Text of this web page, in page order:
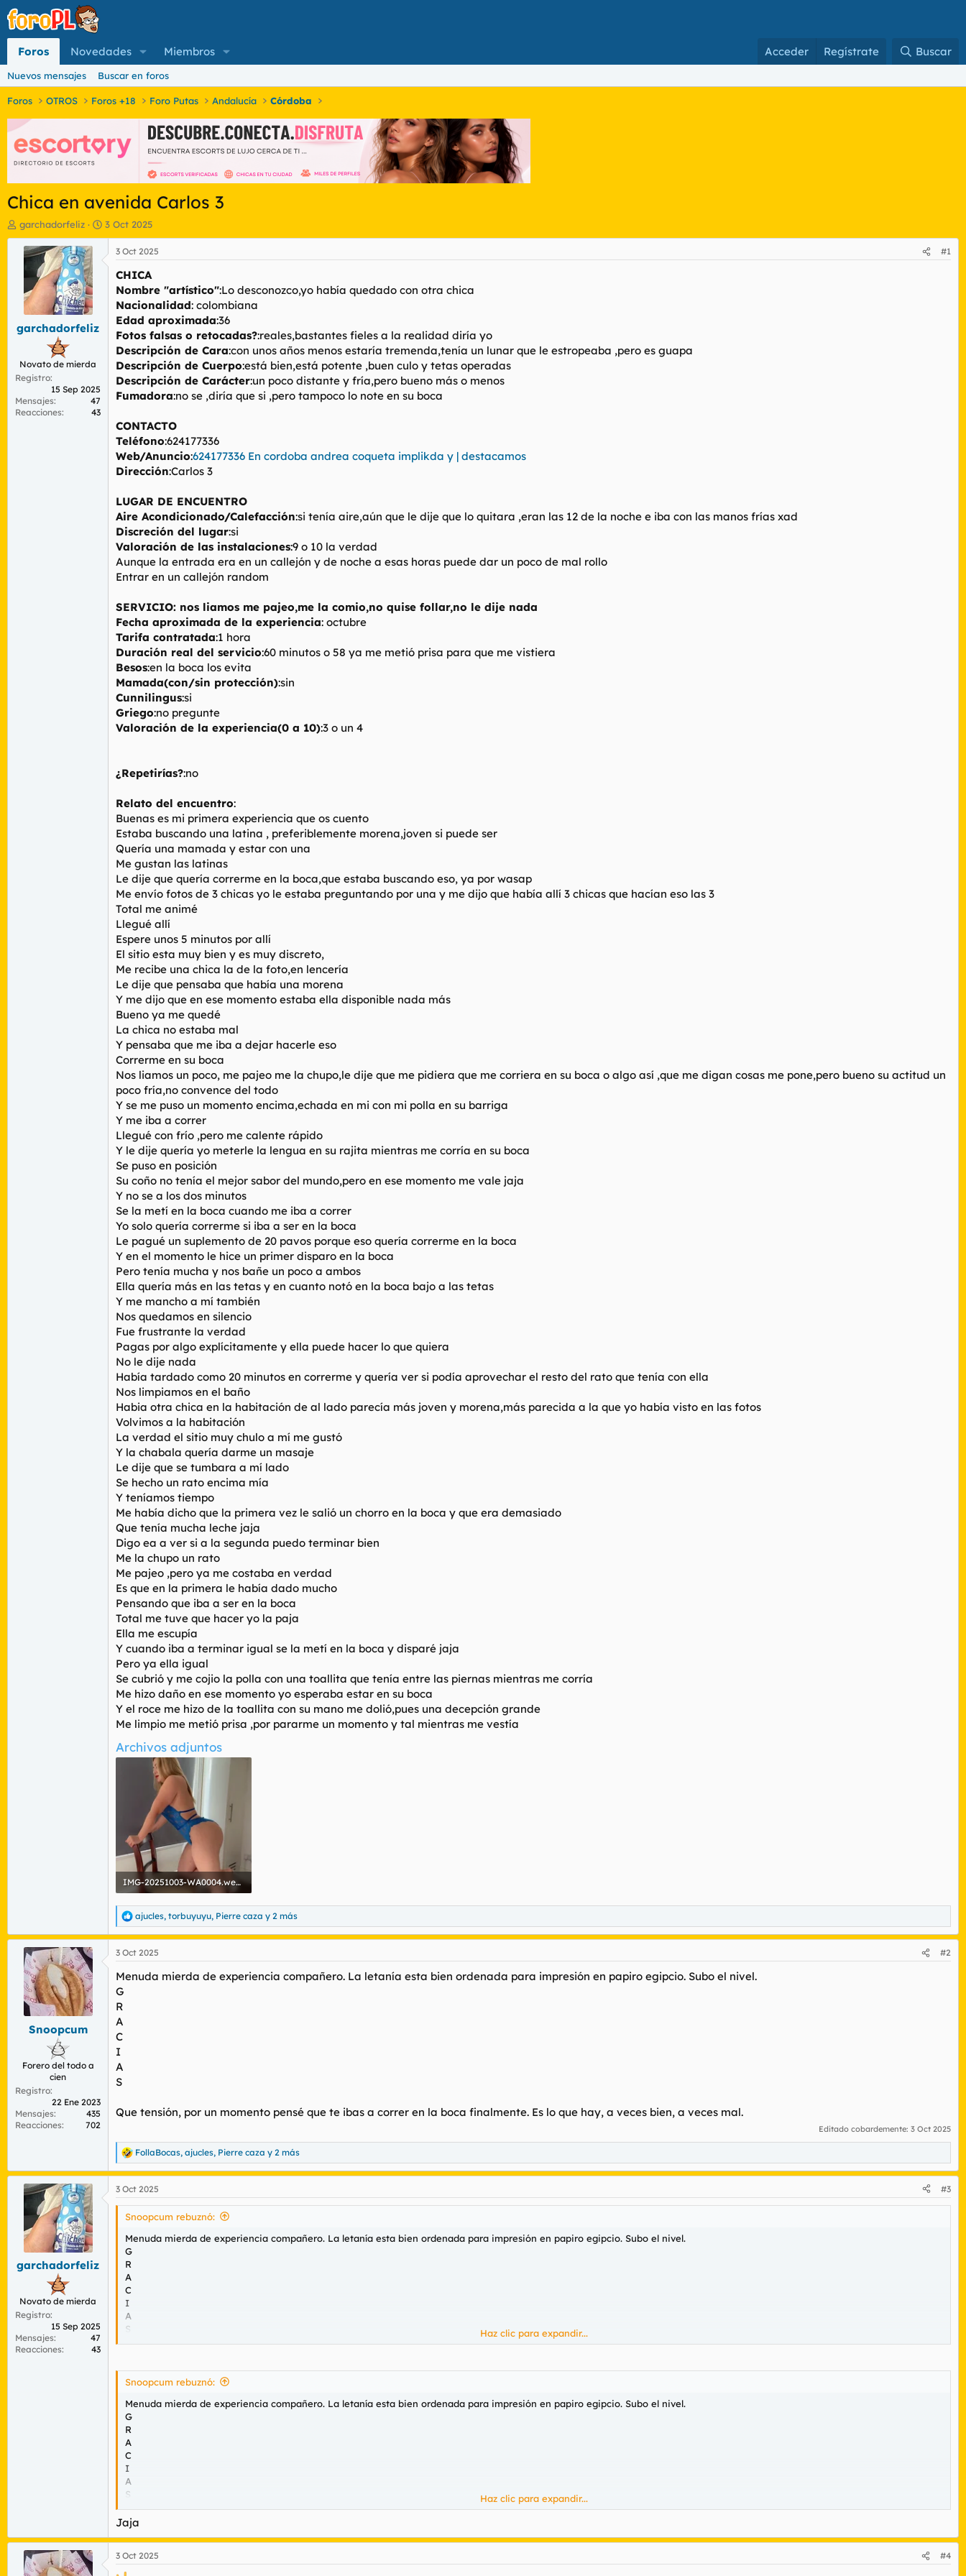
Foros Novedades Miembros Acceder Regístrate Buscar
Nuevos mensajes Buscar en foros
Foros OTROS Foros +18 Foro Putas Andalucía Córdoba
Chica en avenida Carlos 3
I
n
d
o
r
l
t
m
a
garchadorfeliz
F
e
h
3 Oct 2025
garchadorfeliz
Novato de mierda
Registro
15 Sep 2025
Mensajes
47
Reacciones
43
3 Oct 2025 #1
CHICA
Nombre "artístico":Lo desconozco,yo había quedado con otra chica
Nacionalidad: colombiana
Edad aproximada:36
Fotos falsas o retocadas?:reales,bastantes fieles a la realidad diría yo
Descripción de Cara:con unos años menos estaría tremenda,tenía un lunar que le estropeaba ,pero es guapa
Descripción de Cuerpo:está bien,está potente ,buen culo y tetas operadas
Descripción de Carácter:un poco distante y fría,pero bueno más o menos
Fumadora:no se ,diría que si ,pero tampoco lo note en su boca
CONTACTO
Teléfono:624177336
Web/Anuncio:624177336 En cordoba andrea coqueta implikda y | destacamos
Dirección:Carlos 3
LUGAR DE ENCUENTRO
Aire Acondicionado/Calefacción:si tenía aire,aún que le dije que lo quitara ,eran las 12 de la noche e iba con las manos frías xad
Discreción del lugar:si
Valoración de las instalaciones:9 o 10 la verdad
Aunque la entrada era en un callejón y de noche a esas horas puede dar un poco de mal rollo
Entrar en un callejón random
SERVICIO: nos liamos me pajeo,me la comio,no quise follar,no le dije nada
Fecha aproximada de la experiencia: octubre
Tarifa contratada:1 hora
Duración real del servicio:60 minutos o 58 ya me metió prisa para que me vistiera
Besos:en la boca los evita
Mamada(con/sin protección):sin
Cunnilingus:si
Griego:no pregunte
Valoración de la experiencia(0 a 10):3 o un 4
¿Repetirías?:no
Relato del encuentro:
Buenas es mi primera experiencia que os cuento
Estaba buscando una latina , preferiblemente morena,joven si puede ser
Quería una mamada y estar con una
Me gustan las latinas
Le dije que quería correrme en la boca,que estaba buscando eso, ya por wasap
Me envío fotos de 3 chicas yo le estaba preguntando por una y me dijo que había allí 3 chicas que hacían eso las 3
Total me animé
Llegué allí
Espere unos 5 minutos por allí
El sitio esta muy bien y es muy discreto,
Me recibe una chica la de la foto,en lencería
Le dije que pensaba que había una morena
Y me dijo que en ese momento estaba ella disponible nada más
Bueno ya me quedé
La chica no estaba mal
Y pensaba que me iba a dejar hacerle eso
Correrme en su boca
Nos liamos un poco, me pajeo me la chupo,le dije que me pidiera que me corriera en su boca o algo así ,que me digan cosas me pone,pero bueno su actitud un
poco fría,no convence del todo
Y se me puso un momento encima,echada en mi con mi polla en su barriga
Y me iba a correr
Llegué con frío ,pero me calente rápido
Y le dije quería yo meterle la lengua en su rajita mientras me corría en su boca
Se puso en posición
Su coño no tenía el mejor sabor del mundo,pero en ese momento me vale jaja
Y no se a los dos minutos
Se la metí en la boca cuando me iba a correr
Yo solo quería correrme si iba a ser en la boca
Le pagué un suplemento de 20 pavos porque eso quería correrme en la boca
Y en el momento le hice un primer disparo en la boca
Pero tenía mucha y nos bañe un poco a ambos
Ella quería más en las tetas y en cuanto notó en la boca bajo a las tetas
Y me mancho a mí también
Nos quedamos en silencio
Fue frustrante la verdad
Pagas por algo explícitamente y ella puede hacer lo que quiera
No le dije nada
Había tardado como 20 minutos en correrme y quería ver si podía aprovechar el resto del rato que tenía con ella
Nos limpiamos en el baño
Habia otra chica en la habitación de al lado parecía más joven y morena,más parecida a la que yo había visto en las fotos
Volvimos a la habitación
La verdad el sitio muy chulo a mí me gustó
Y la chabala quería darme un masaje
Le dije que se tumbara a mí lado
Se hecho un rato encima mía
Y teníamos tiempo
Me había dicho que la primera vez le salió un chorro en la boca y que era demasiado
Que tenía mucha leche jaja
Digo ea a ver si a la segunda puedo terminar bien
Me la chupo un rato
Me pajeo ,pero ya me costaba en verdad
Es que en la primera le había dado mucho
Pensando que iba a ser en la boca
Total me tuve que hacer yo la paja
Ella me escupía
Y cuando iba a terminar igual se la metí en la boca y disparé jaja
Pero ya ella igual
Se cubrió y me cojio la polla con una toallita que tenía entre las piernas mientras me corría
Me hizo daño en ese momento yo esperaba estar en su boca
Y el roce me hizo de la toallita con su mano me dolió,pues una decepción grande
Me limpio me metió prisa ,por pararme un momento y tal mientras me vestía
Archivos adjuntos
IMG-20251003-WA0004.webp
83,1 KB · Visitas: 452
R
e
a
c
i
o
n
e
s
:
ajucles, torbuyuyu, Pierre caza y 2 más
Snoopcum
Forero del todo a
cien
Registro
22 Ene 2023
Mensajes
435
Reacciones
702
3 Oct 2025 #2
Menuda mierda de experiencia compañero. La letanía esta bien ordenada para impresión en papiro egipcio. Subo el nivel.
G
R
A
C
I
A
S
Que tensión, por un momento pensé que te ibas a correr en la boca finalmente. Es lo que hay, a veces bien, a veces mal.
Editado cobardemente: 3 Oct 2025
R
e
a
c
c
e
FollaBocas, ajucles, Pierre caza y 2 más
garchadorfeliz
Novato de mierda
Registro
15 Sep 2025
Mensajes
47
Reacciones
43
3 Oct 2025 #3
Snoopcum rebuznó:
Menuda mierda de experiencia compañero. La letanía esta bien ordenada para impresión en papiro egipcio. Subo el nivel.
G
R
A
C
I
A
S
Haz clic para expandir...
Snoopcum rebuznó:
Menuda mierda de experiencia compañero. La letanía esta bien ordenada para impresión en papiro egipcio. Subo el nivel.
G
R
A
C
I
A
S
Que tensión por un momento pensé en que te ibas a correr en la boca finalmente. Es lo que hay, a veces bien, a veces mal.
Haz clic para expandir...
Jaja
3 Oct 2025 #4